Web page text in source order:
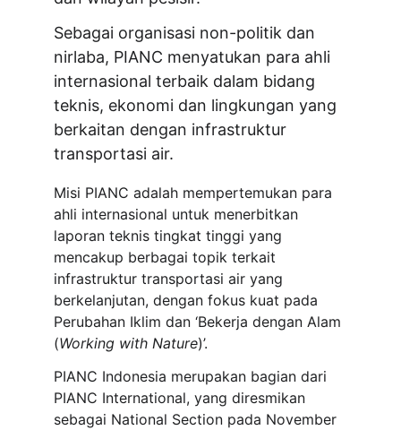
Sebagai organisasi non-politik dan
nirlaba, PIANC menyatukan para ahli
internasional terbaik dalam bidang
teknis, ekonomi dan lingkungan yang
berkaitan dengan infrastruktur
transportasi air.
Misi PIANC adalah mempertemukan para
ahli internasional untuk menerbitkan
laporan teknis tingkat tinggi yang
mencakup berbagai topik terkait
infrastruktur transportasi air yang
berkelanjutan, dengan fokus kuat pada
Perubahan Iklim dan ‘Bekerja dengan Alam
(Working with Nature)’.
PIANC Indonesia merupakan bagian dari
PIANC International, yang diresmikan
sebagai National Section pada November